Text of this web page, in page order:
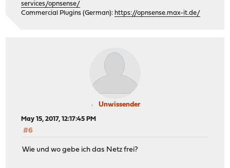
services/opnsense/
Commercial Plugins (German): https://opnsense.max-it.de/
Unwissender
May 15, 2017, 12:17:45 PM
#6
Wie und wo gebe ich das Netz frei?